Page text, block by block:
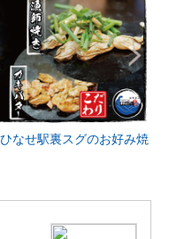
なせ駅裏スグのお好み焼